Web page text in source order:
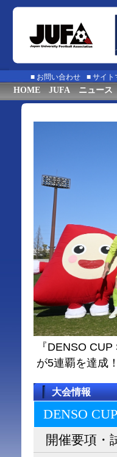
■ お問い合わせ ■ サイト
HOME JUFA ニュース
『DENSO
が5連覇を達成！
大会情報
DENSO
開催要項